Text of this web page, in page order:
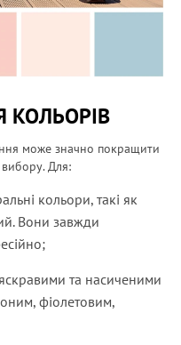
КОЛЬОРІВ
може значно покращити
Для:
кольори, такі як
Вони завжди
та насиченими
фіолетовим,